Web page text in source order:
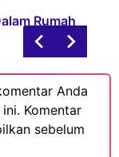
Rumah
Anda
Komentar
sebelum